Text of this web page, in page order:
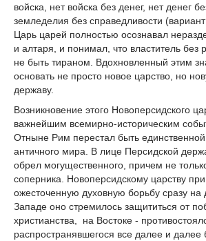
войска, нет войска без денег, нет денег
земледелия без справедливости
Царь царей полностью осознавал
и алтаря, и понимал, что властитель без
не быть тираном. Вдохновленный этим
основать не просто новое царство, но
державу.
Возникновение этого Новоперсидского
важнейшим всемирно-историческим
Отныне Рим перестал быть
античного мира. В лице Персидской
обрел могущественного, причем не
соперника. Новоперсидскому царству
ожесточенную духовную борьбу сразу на
Западе оно стремилось защититься от
христианства, на Востоке -
распространявшегося все далее и